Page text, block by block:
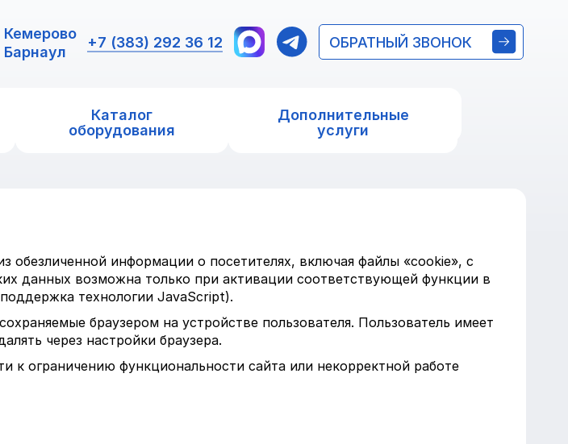
Кемерово
Барнаул
+7 (383) 292 36 12 ОБРАТНЫЙ ЗВОНОК
Каталог
оборудования
Дополнительные
услуги
обезличенной информации о посетителях, включая файлы «cookie», с
данных возможна только при активации соответствующей функции в
технологии JavaScript).
браузером на устройстве пользователя. Пользователь имеет
через настройки браузера.
к ограничению функциональности сайта или некорректной работе